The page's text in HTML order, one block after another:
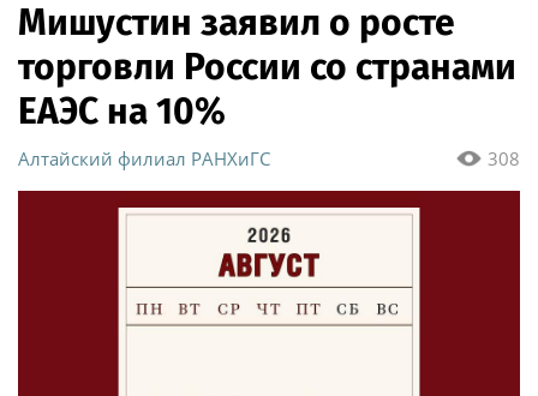
Мишустин заявил о росте
торговли России со странами
ЕАЭС на 10%
308
Алтайский филиал РАНХиГС